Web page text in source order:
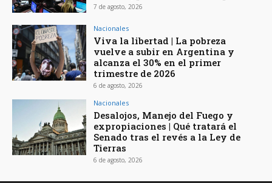
7 de agosto, 2026
Nacionales
Viva la libertad | La pobreza
vuelve a subir en Argentina y
alcanza el 30% en el primer
trimestre de 2026
6 de agosto, 2026
Nacionales
Desalojos, Manejo del Fuego y
expropiaciones | Qué tratará el
Senado tras el revés a la Ley de
Tierras
6 de agosto, 2026